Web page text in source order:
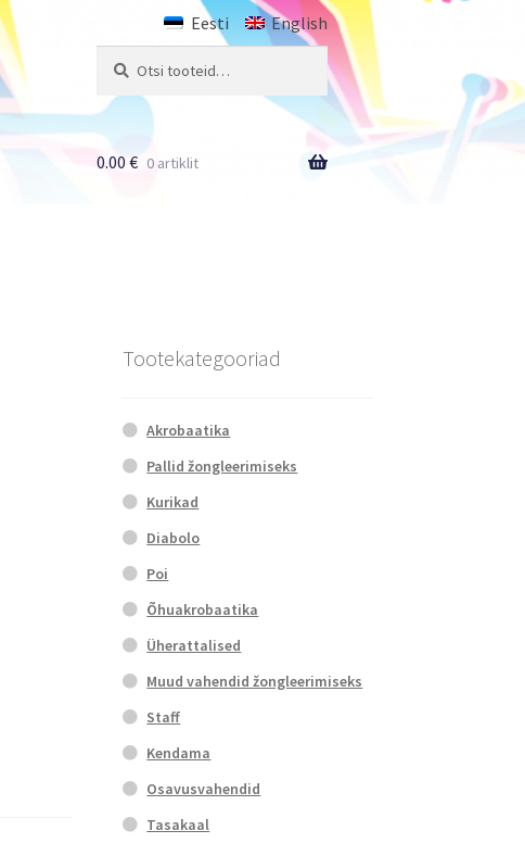
Eesti English
0.00€ 0 artiklit
Tootekategooriad
Akrobaatika
Pallid žongleerimiseks
Kurikad
Diabolo
Poi
Õhuakrobaatika
Üherattalised
Muud vahendid žongleerimiseks
Staff
Kendama
Osavusvahendid
Tasakaal